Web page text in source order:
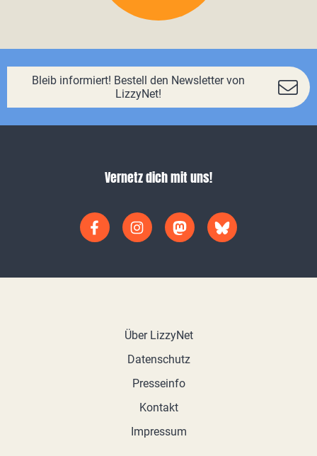
Bleib informiert! Bestell den Newsletter von
LizzyNet!
Vernetz dich mit uns!
Über LizzyNet
Datenschutz
Presseinfo
Kontakt
Impressum